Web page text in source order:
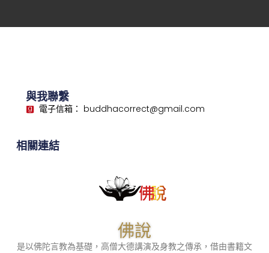
佛說
是以佛陀言教為基礎，高僧大德講演及身教之傳承，借由書籍文
與我聯繫
電子信箱： buddhacorrect@gmail.com
相關連結